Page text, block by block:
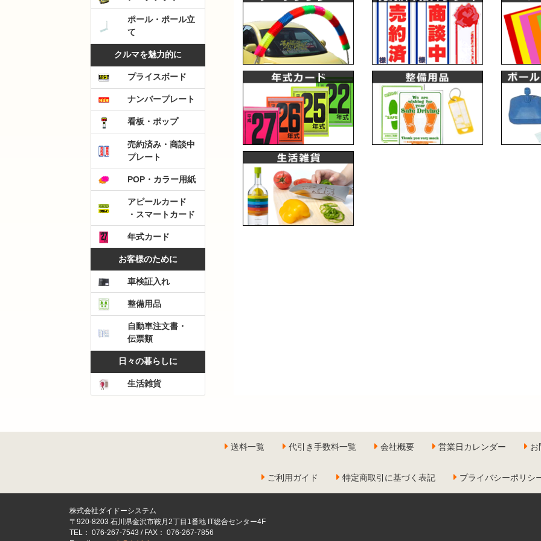
ポール・ポール立
て
クルマを魅力的に
プライスボード
ナンバープレート
看板・ポップ
売約済み・商談中
プレート
POP・カラー用紙
アピールカード
・スマートカード
年式カード
お客様のために
車検証入れ
整備用品
自動車注文書・
伝票類
日々の暮らしに
生活雑貨
送料一覧 代引き手数料一覧 会社概要 営業日カレンダー お
ご利用ガイド 特定商取引に基づく表記 プライバシーポリシ
株式会社ダイドーシステム
〒920-8203 石川県金沢市鞍月2丁目1番地 IT総合センター4F
TEL： 076-267-7543 / FAX： 076-267-7856